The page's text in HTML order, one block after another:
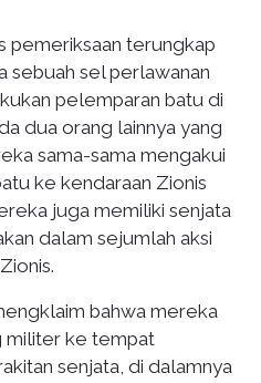
pemeriksaan terungkap
sebuah sel perlawanan
pelemparan batu di
dua orang lainnya yang
sama-sama mengakui
ke kendaraan Zionis
juga memiliki senjata
dalam sejumlah aksi
bahwa mereka
militer ke tempat
senjata, di dalamnya